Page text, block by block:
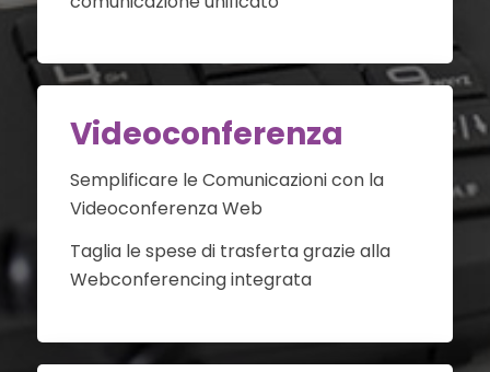
Videoconferenza
Semplificare le Comunicazioni con la
Videoconferenza Web
Taglia le spese di trasferta grazie alla
Webconferencing integrata